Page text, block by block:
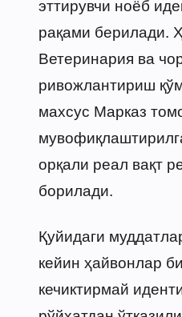
рақами берилади.
Ветеринария ва
ривожлантириш
махсус Марказ
орқали реал вақт
борилади.
Қуйидаги
кейин ҳайвонлар
кечиктирмай